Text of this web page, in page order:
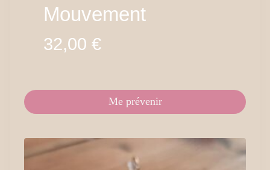
Mouvement
32,00 €
Me prévenir